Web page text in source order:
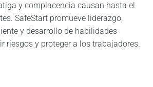
y complacencia causan hasta el
SafeStart promueve liderazgo,
y desarrollo de habilidades
riesgos y proteger a los trabajadores.